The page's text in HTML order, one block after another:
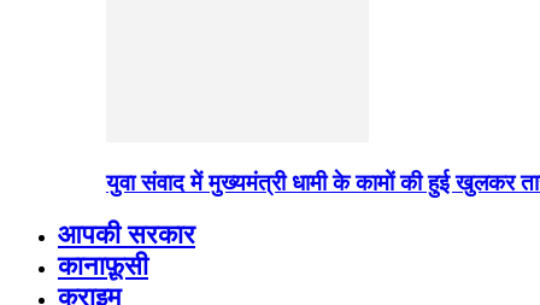
युवा संवाद में मुख्यमंत्री धामी के कामों की हुई खुलकर
आपकी सरकार
कानाफ़ूसी
क्राइम